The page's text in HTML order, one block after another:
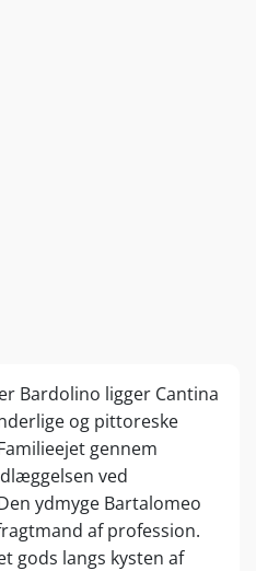
Bardolino ligger Cantina
og pittoreske
gennem
ved
ydmyge Bartalomeo
af profession.
gods langs kysten af